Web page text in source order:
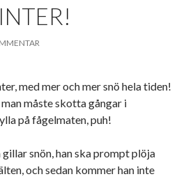
med mer och mer snö hela tiden!
måste skotta gångar i
på fågelmaten, puh!
snön, han ska prompt plöja
och sedan kommer han inte